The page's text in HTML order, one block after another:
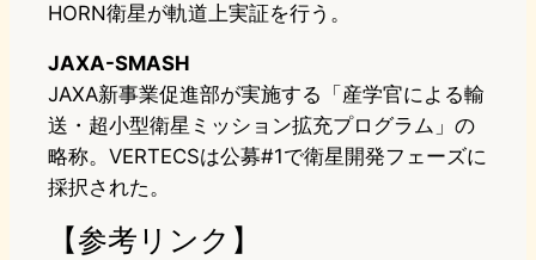
HORN衛星が軌道上実証を行う。
JAXA-SMASH
JAXA新事業促進部が実施する「産学官による輸
送・超小型衛星ミッション拡充プログラム」の
略称。VERTECSは公募#1で衛星開発フェーズに
採択された。
【参考リンク】